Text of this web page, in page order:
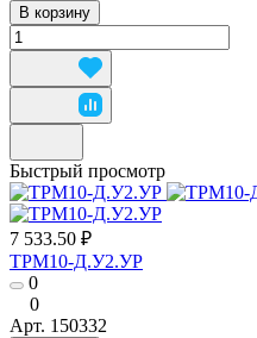
В корзину
Быстрый просмотр
7 533.50 ₽
ТРМ10-Д.У2.УР
0
0
Арт. 150332